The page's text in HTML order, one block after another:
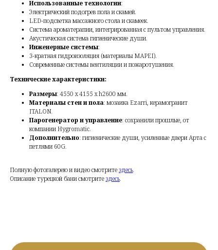
Использованные технологии:
Электрический подогрев пола и скамей.
LED-подсветка массажного стола и скамеек.
Система ароматерапии, интегрированная с пультом управления.
Акустическая система гигиенические души.
Инженерные системы:
3-кратная гидроизоляция (материалы MAPEI).
Современные системы вентиляции и пожаротушения.
Технические характеристики:
Размеры: 4550 x 4155 x h2600 мм.
Материалы стен и пола: мозаика Ezarri, керамогранит
ITALON.
Парогенератор и управление: сохранили прошлые, от
компании Hygromatic.
Дополнительно: гигиенические души, усиленные двериАртас
петлями 60G.
Полную фотогалерею и видео смотритездесь.
Описание турецкой бани смотритездесь.